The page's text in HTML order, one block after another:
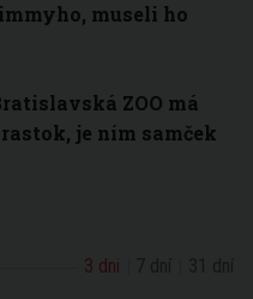
museli ho
ZOO má
je ním samček
3 dni